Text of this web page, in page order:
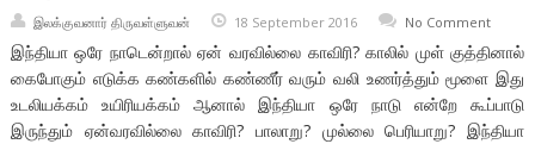
இலக்குவனார் திருவள்ளுவன் 18 September 2016 No Comment
இந்தியா ஒரே நாடென்றால் ஏன் வரவில்லை காவிரி? காலில் முள் குத்தினால்
கைபோகும் எடுக்க கண்களில் கண்ணீர் வரும் வலி உணர்த்தும் மூளை இது
உடலியக்கம் உயிரியக்கம் ஆனால் இந்தியா ஒரே நாடு என்றே கூப்பாடு
இருந்தும் ஏன்வரவில்லை காவிரி? பாலாறு? முல்லை பெரியாறு? இந்தியா